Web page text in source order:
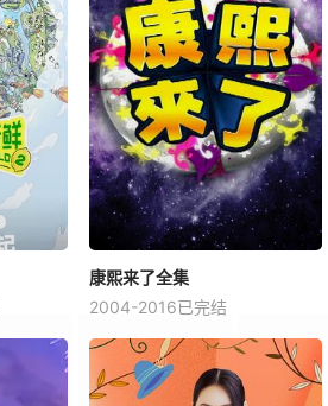
康熙来了全集
2004-2016已完结